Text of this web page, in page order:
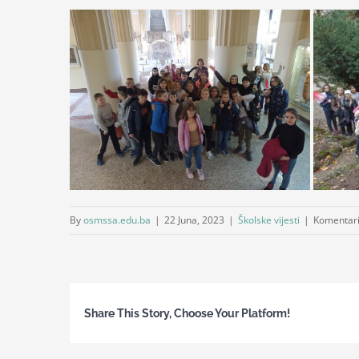
Byosmssa.edu.ba | 22 Juna, 2023 | Školske vijesti |
Share This Story, Choose Your Platform!